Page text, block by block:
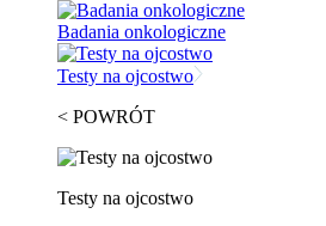
Badania onkologiczne
Testy na ojcostwo
< POWRÓT
Testy na ojcostwo